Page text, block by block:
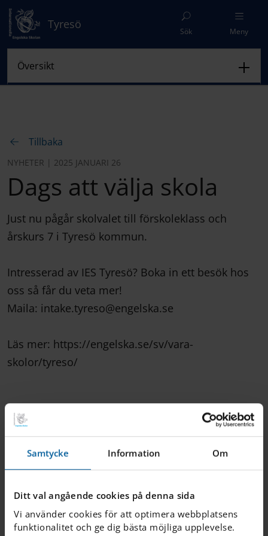
Samtycke Information Om
Ditt val angående cookies på denna sida
Vi använder cookies för att optimera webbplatsens
funktionalitet och ge dig bästa möjliga upplevelse.
Tyresö
Sök Meny
Tillbaka
NYHETER | 2025 JANUARI 26
Dags att välja skola
Just nu pågår skolvalet till förskoleklass och
årskurs 7 i Tyresö kommun.
Intresserad av IES Tyresö? Boka in ett besök hos
oss så får du veta mer!
Maila: intake.tyreso@engelska.se
Läs mer: https://engelska.se/sv/vara-
skolor/tyreso/